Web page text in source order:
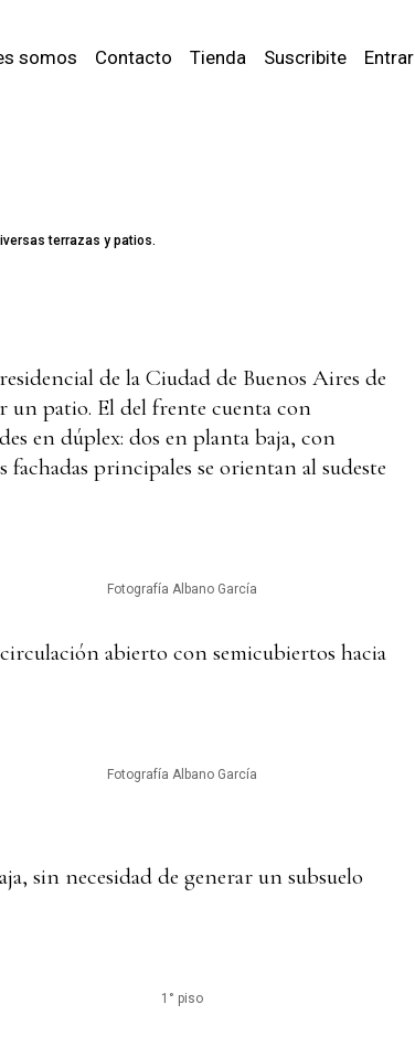
somos Contacto Tienda Suscribite Entrar
terrazas y patios.
de la Ciudad de Buenos Aires de
un patio. El del frente cuenta con
en dúplex: dos en planta baja, con
principales se orientan al sudeste
Fotografía Albano García
abierto con semicubiertos hacia
Fotografía Albano García
sin necesidad de generar un subsuelo
1° piso